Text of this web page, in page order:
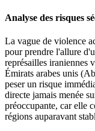
Analyse des risques
La vague de violence
pour prendre l'allure
représailles iraniennes
Émirats arabes unis
peser un risque
directe jamais menée
préoccupante, car elle
régions auparavant